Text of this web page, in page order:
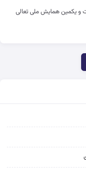
و یکمین همایش ملی تعالی